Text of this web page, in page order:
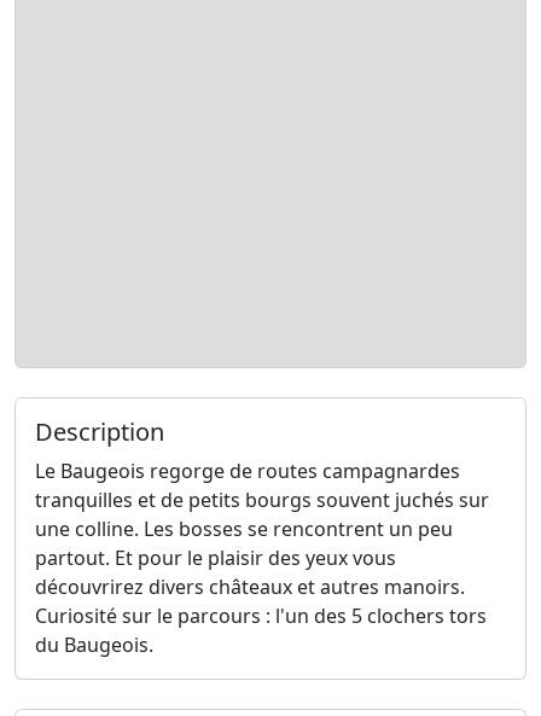
Description
Le Baugeois regorge de routes campagnardes
tranquilles et de petits bourgs souvent juchés sur
une colline. Les bosses se rencontrent un peu
partout. Et pour le plaisir des yeux vous
découvrirez divers châteaux et autres manoirs.
Curiosité sur le parcours : l'un des 5 clochers tors
du Baugeois.